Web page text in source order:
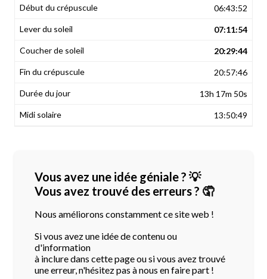
06:43:52
07:11:54
20:29:44
20:57:46
13h 17m 50s
13:50:49
Vous avez une idée géniale ? 💡
Vous avez trouvé des erreurs ? 🤦
Nous améliorons constamment ce site web !
Si vous avez une idée de contenu ou
d'information
à inclure dans cette page ou si vous avez trouvé
une erreur, n'hésitez pas à nous en faire part !